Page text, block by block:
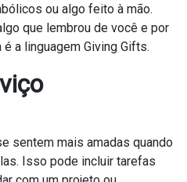
ou algo feito à mão.
que lembrou de você e por
a linguagem Giving Gifts.
sentem mais amadas quando
Isso pode incluir tarefas